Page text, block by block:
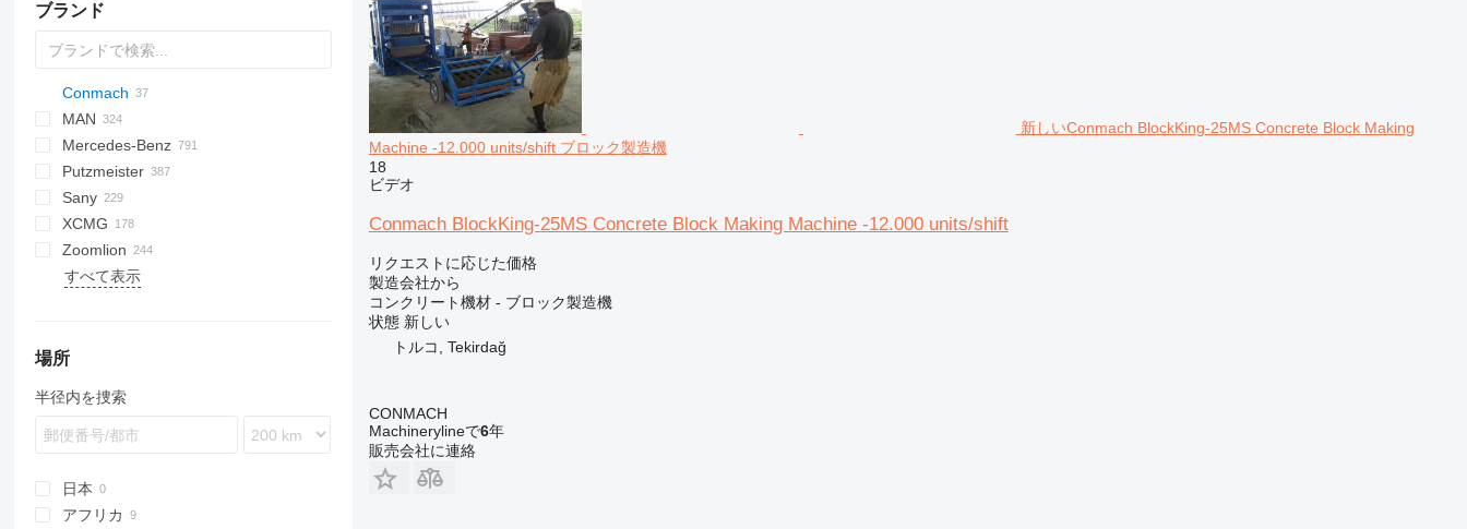
ブランド
AL
BM
HD
F-series
M-series
PM
DC
FHS
K-series
Magnum
PC
CK
2.5
3.5
5.5
RM
Conmach
BatchKing
BlockKing
BlockKing-09
BlockKing-12
BlockKing-18
BlockKing-20
BlockKing-25
MobKing
MobKing-30
20
30
60
75
100
120
160
CF
LF
F-series
L-series
DFL
ESM
Compact
Turbomix
Airone
D-series
4136
CF
Cargo
E-series
Auman
M series
X series
GW
HM
500
700
A-series
ZZ
EuroCargo
Eurotech
Eurotrakker
Magirus
S-Way
Stralis
T-Way
CYZ
ELF
42RX170
SKM
T-series
W-series
HTM
R-series
MAN
F90
TGA
TGM
TGS
TGX
Mercedes-Benz
Actros
Arocs
Atego
Axor
S-Class
DBM
Canter
357
C60
C100
M60
M100
S100
Putzmeister
BSA
BSF
M-series
Mixokret
C50
C-series
D-series
K-series
Kerax
Sany
HBT
SYG
G-series
P-series
R-series
BP
S36
SP
F3000
H3000
L3000
371
380
NX
C5H
C7H
G5
CopperHead
L9500
M1
R-500
815
T-series
BC
C
FE
FH
Terberg
100T
XCMG
HB
Zoomlion
HBT
すべて表示
場所
半径内を捜索
日本
アフリカ
新しいConmach BlockKing-25MS Concrete Block Making
Machine -12.000 units/shift ブロック製造機
18
ビデオ
Conmach BlockKing-25MS Concrete Block Making Machine -12.000 units/shift
リクエストに応じた価格
製造会社から
コンクリート機材 - ブロック製造機
状態新しい
トルコ, Tekirdağ
CONMACH
Machinerylineで6年
販売会社に連絡